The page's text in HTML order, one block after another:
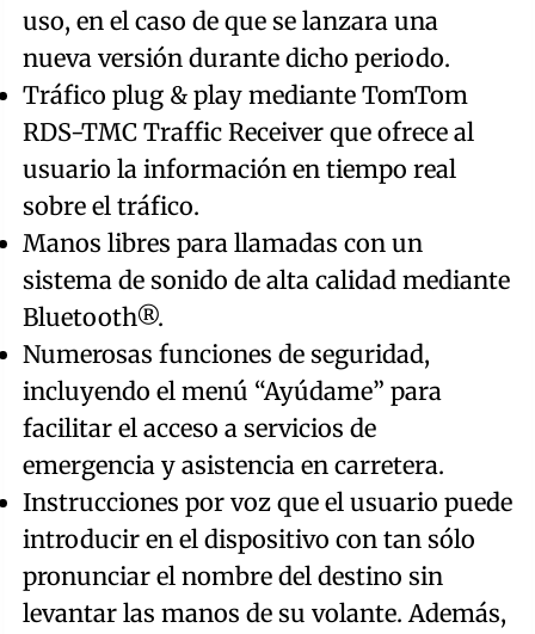
uso, en el caso de que se lanzara una
nueva versión durante dicho periodo.
Tráfico plug & play mediante TomTom
RDS-TMC Traffic Receiver que ofrece al
usuario la información en tiempo real
sobre el tráfico.
Manos libres para llamadas con un
sistema de sonido de alta calidad mediante
Bluetooth®.
Numerosas funciones de seguridad,
incluyendo el menú “Ayúdame” para
facilitar el acceso a servicios de
emergencia y asistencia en carretera.
Instrucciones por voz que el usuario puede
introducir en el dispositivo con tan sólo
pronunciar el nombre del destino sin
levantar las manos de su volante. Además,